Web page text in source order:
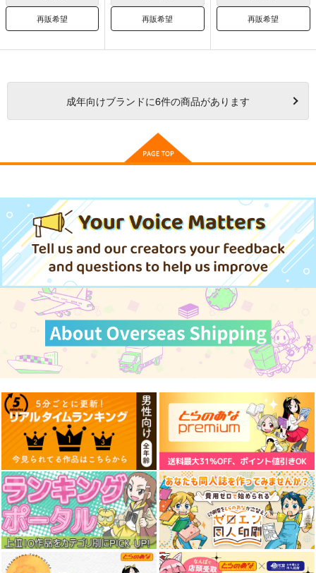
再販希望 再販希望 再販希望
成年向けブランドに6件の商品があります